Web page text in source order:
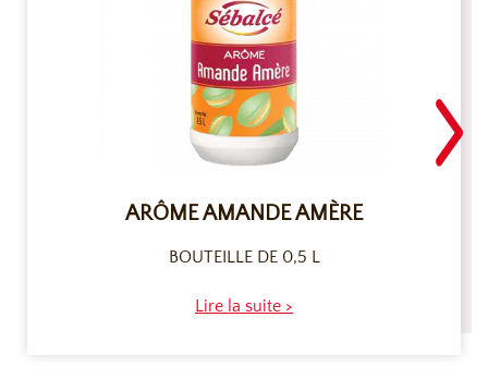
ARÔME AMANDE AMÈRE
BOUTEILLE DE 0,5 L
Lire la suite >